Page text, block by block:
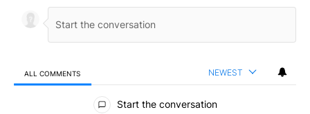
ALL COMMENTS NEWEST
All Comments
Start the conversation